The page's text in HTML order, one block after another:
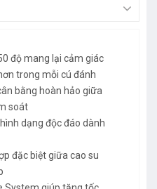
độ mang lại cảm giác
trong mỗi cú đánh
bằng hoàn hảo giữa
soát
dạng độc đáo dành
đặc biệt giữa cao su